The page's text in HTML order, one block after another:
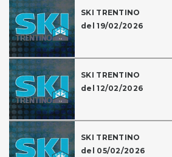
SKI TRENTINO
del 19/02/2026
SKI TRENTINO
del 12/02/2026
SKI TRENTINO
del 05/02/2026